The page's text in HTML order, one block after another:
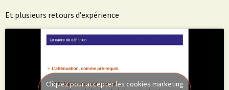
Et plusieurs retours d’expérience
Cliquez pour accepter les cookies marketing